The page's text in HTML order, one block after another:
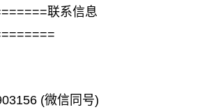
联系信息
(微信同号)